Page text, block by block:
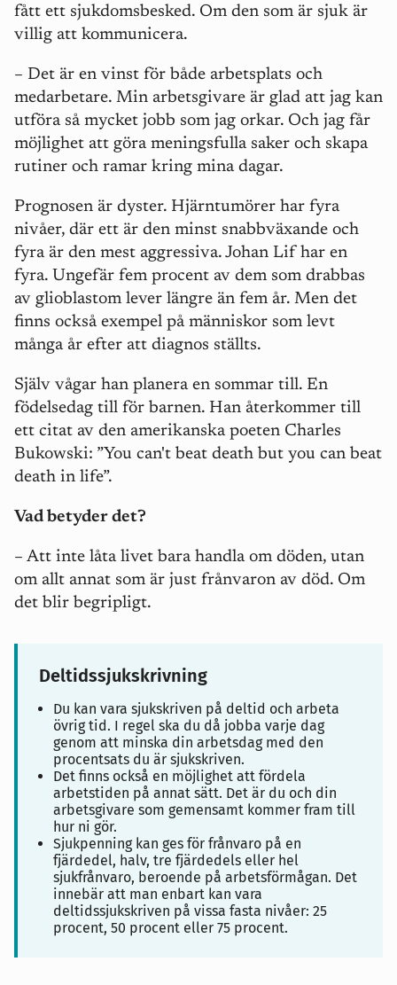
fått ett sjukdomsbesked. Om den som är sjuk är
villig att kommunicera.
– Det är en vinst för både arbetsplats och
medarbetare. Min arbetsgivare är glad att jag kan
utföra så mycket jobb som jag orkar. Och jag får
möjlighet att göra meningsfulla saker och skapa
rutiner och ramar kring mina dagar.
Prognosen är dyster. Hjärntumörer har fyra
nivåer, där ett är den minst snabbväxande och
fyra är den mest aggressiva. Johan Lif har en
fyra. Ungefär fem procent av dem som drabbas
av glioblastom lever längre än fem år. Men det
finns också exempel på människor som levt
många år efter att diagnos ställts.
Själv vågar han planera en sommar till. En
födelsedag till för barnen. Han återkommer till
ett citat av den amerikanska poeten Charles
Bukowski: ”You can't beat death but you can beat
death in life”.
Vad betyder det?
– Att inte låta livet bara handla om döden, utan
om allt annat som är just frånvaron av död. Om
det blir begripligt.
Deltidssjukskrivning
Du kan vara sjukskriven på deltid och arbeta
övrig tid. I regel ska du då jobba varje dag
genom att minska din arbetsdag med den
procentsats du är sjukskriven.
Det finns också en möjlighet att fördela
arbetstiden på annat sätt. Det är du och din
arbetsgivare som gemensamt kommer fram till
hur ni gör.
Sjukpenning kan ges för frånvaro på en
fjärdedel, halv, tre fjärdedels eller hel
sjukfrånvaro, beroende på arbetsförmågan. Det
innebär att man enbart kan vara
deltidssjukskriven på vissa fasta nivåer: 25
procent, 50 procent eller 75 procent.